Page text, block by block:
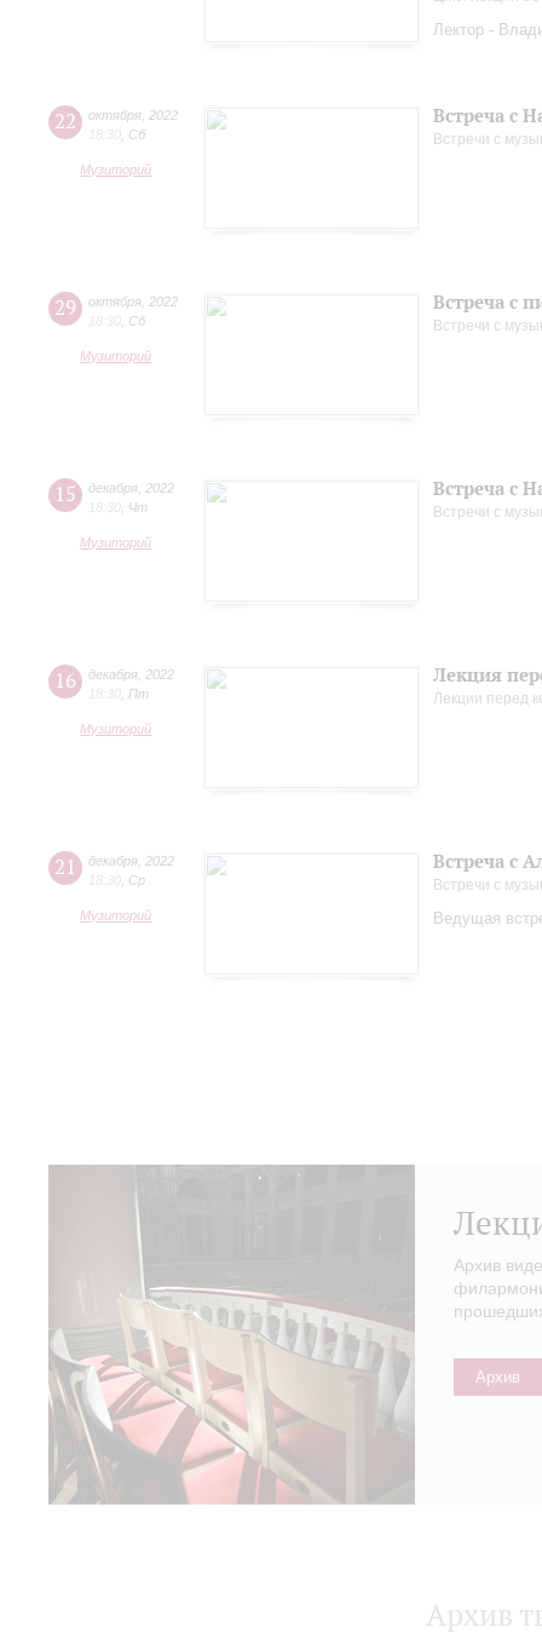
Лектор -
22 октября 2022
18:30 Сб
Музиторий
Встреча с
Встречи с
29 октября 2022
18:30 Сб
Музиторий
Встреча с
Встречи с
15 декабря 2022
18:30 Чт
Музиторий
Встреча с
Встречи с
16 декабря 2022
18:30 Пт
Музиторий
Лекция
Лекции перед
21 декабря 2022
18:30 Ср
Музиторий
Встреча с
Встречи с
Ведущая
Архив
Архив
Архив